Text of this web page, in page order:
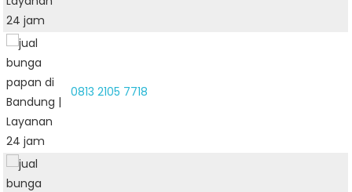
0813 2105 7718